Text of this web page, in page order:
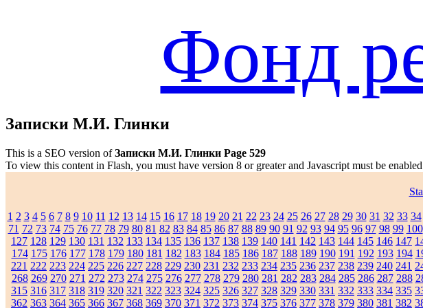
Фонд
Записки М.И. Глинки
This is a SEO version ofЗаписки М.И. Глинки Page 529
To view this content in Flash, you must have version 8 or greater and Javascript must be
1 2 3 4 5 6 7 8 9 10 11 12 13 14 15 16 17 18 19 20 21 22 23 24 25 26 27 28 29 30 31 32 33 34
71 72 73 74 75 76 77 78 79 80 81 82 83 84 85 86 87 88 89 90 91 92 93 94 95 96 97 98 99 100
127 128 129 130 131 132 133 134 135 136 137 138 139 140 141 142 143 144 145 146 147
174 175 176 177 178 179 180 181 182 183 184 185 186 187 188 189 190 191 192 193 194
221 222 223 224 225 226 227 228 229 230 231 232 233 234 235 236 237 238 239 240 241
268 269 270 271 272 273 274 275 276 277 278 279 280 281 282 283 284 285 286 287 288
315 316 317 318 319 320 321 322 323 324 325 326 327 328 329 330 331 332 333 334 335
362 363 364 365 366 367 368 369 370 371 372 373 374 375 376 377 378 379 380 381 382